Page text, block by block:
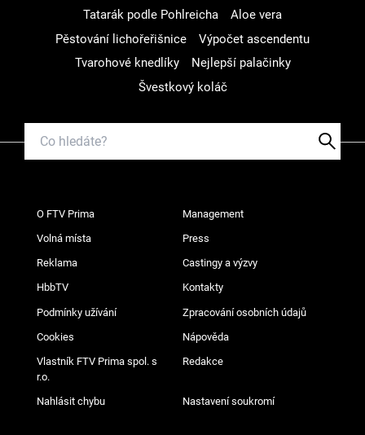
Tatarák podle Pohlreicha
Aloe vera
Pěstování lichořeřišnice
Výpočet ascendentu
Tvarohové knedlíky
Nejlepší palačinky
Švestkový koláč
O FTV Prima Management
Volná místa Press
Reklama Castingy a výzvy
HbbTV Kontakty
Podmínky užívání Zpracování osobních údajů
Cookies Nápověda
Vlastník FTV Prima spol. s
r.o.
Redakce
Nahlásit chybu Nastavení soukromí